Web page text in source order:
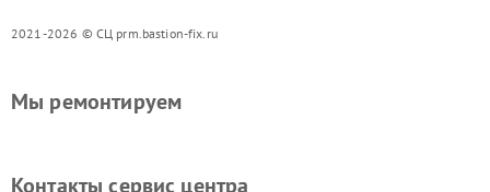
2021-2026 © СЦ prm.bastion-fix.ru
Мы ремонтируем
Контакты сервис центра